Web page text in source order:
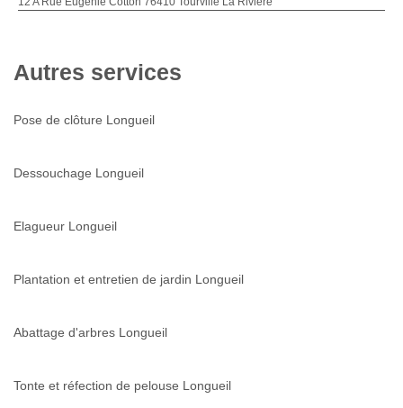
Autres services
Pose de clôture Longueil
Dessouchage Longueil
Elagueur Longueil
Plantation et entretien de jardin Longueil
Abattage d'arbres Longueil
Tonte et réfection de pelouse Longueil